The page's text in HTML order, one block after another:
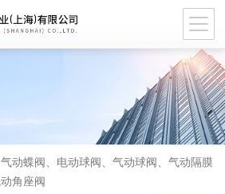
动蝶阀、电动球阀、气动球阀、气动隔膜
角座阀